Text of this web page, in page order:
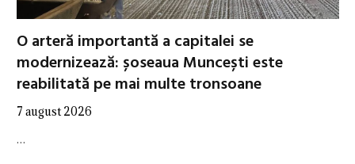
O arteră importantă a capitalei se
modernizează: șoseaua Muncești este
reabilitată pe mai multe tronsoane
7 august 2026
…